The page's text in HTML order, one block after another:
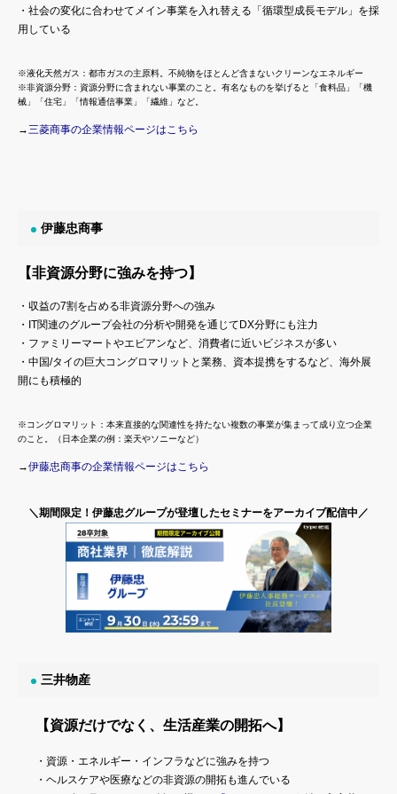
・社会の変化に合わせてメイン事業を入れ替える「循環型成長モデル」を採
用している
※液化天然ガス：都市ガスの主原料。不純物をほとんど含まないクリーンなエネルギー
※非資源分野：資源分野に含まれない事業のこと。有名なものを挙げると「食料品」「機
械」「住宅」「情報通信事業」「繊維」など。
→三菱商事の企業情報ページはこちら
伊藤忠商事
【非資源分野に強みを持つ】
・収益の7割を占める非資源分野への強み
・IT関連のグループ会社の分析や開発を通じてDX分野にも注力
・ファミリーマートやエビアンなど、消費者に近いビジネスが多い
・中国/タイの巨大コングロマリットと業務、資本提携をするなど、海外展
開にも積極的
※コングロマリット：本来直接的な関連性を持たない複数の事業が集まって成り立つ企業
のこと。（日本企業の例：楽天やソニーなど）
→伊藤忠商事の企業情報ページはこちら
＼期間限定！伊藤忠グループが登壇したセミナーをアーカイブ配信中／
三井物産
【資源だけでなく、生活産業の開拓へ】
・資源・エネルギー・インフラなどに強みを持つ
・ヘルスケアや医療などの非資源の開拓も進んでいる